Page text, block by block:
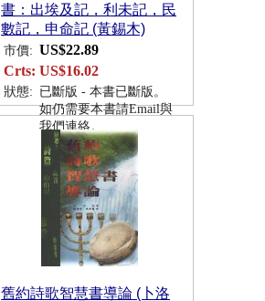
書：出埃及記，利未記，民
數記，申命記 (黃錫木)
市價: US$22.89
Crts: US$16.02
狀態: 已斷版 - 本書已斷版。
如仍需要本書請Email與
我們連絡。
舊約詩歌智慧書導論 (卜洛